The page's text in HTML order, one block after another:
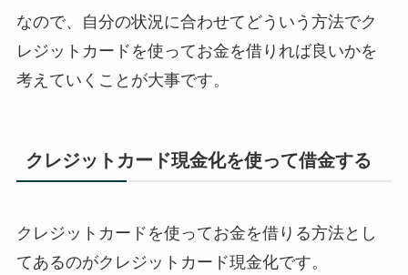
なので、自分の状況に合わせてどういう方法でク
レジットカードを使ってお金を借りれば良いかを
考えていくことが大事です。
クレジットカード現金化を使って借金する
クレジットカードを使ってお金を借りる方法とし
てあるのがクレジットカード現金化です。